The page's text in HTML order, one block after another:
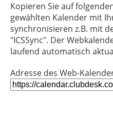
Kopieren Sie auf
gewählten Kalender mit
synchronisieren z.B. mit
"ICSSync". Der
laufend automatisch
Adresse des Web-